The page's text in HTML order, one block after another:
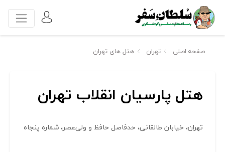
صفحه اصلی تهران هتل های تهران
هتل پارسیان انقلاب تهران
تهران، خیابان طالقانی‌، حدفاصل حافظ و ولی‌عصر، شماره پنجاه